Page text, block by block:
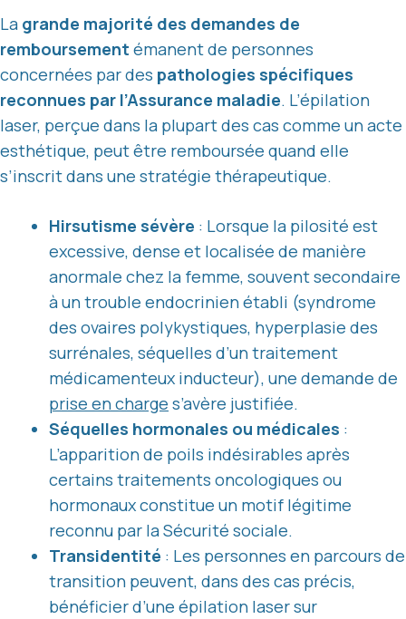
La grande majorité des demandes de
remboursement émanent de personnes
concernées par des pathologies spécifiques
reconnues par l’Assurance maladie. L’épilation
laser, perçue dans la plupart des cas comme un acte
esthétique, peut être remboursée quand elle
s’inscrit dans une stratégie thérapeutique.
Hirsutisme sévère : Lorsque la pilosité est
excessive, dense et localisée de manière
anormale chez la femme, souvent secondaire
à un trouble endocrinien établi (syndrome
des ovaires polykystiques, hyperplasie des
surrénales, séquelles d’un traitement
médicamenteux inducteur), une demande de
prise en charge s’avère justifiée.
Séquelles hormonales ou médicales :
L’apparition de poils indésirables après
certains traitements oncologiques ou
hormonaux constitue un motif légitime
reconnu par la Sécurité sociale.
Transidentité : Les personnes en parcours de
transition peuvent, dans des cas précis,
bénéficier d’une épilation laser sur